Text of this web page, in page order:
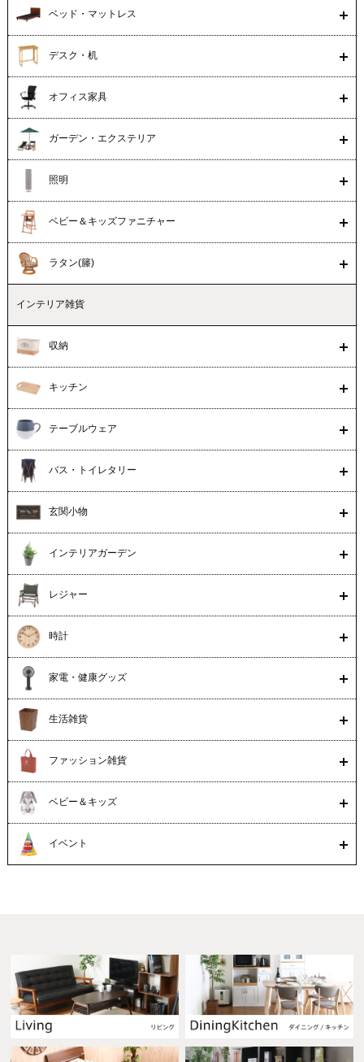
ベッド・マットレス
デスク・机
オフィス家具
ガーデン・エクステリア
照明
ベビー＆キッズファニチャー
ラタン(籐)
インテリア雑貨
収納
キッチン
テーブルウェア
バス・トイレタリー
玄関小物
インテリアガーデン
レジャー
時計
家電・健康グッズ
生活雑貨
ファッション雑貨
ベビー＆キッズ
イベント